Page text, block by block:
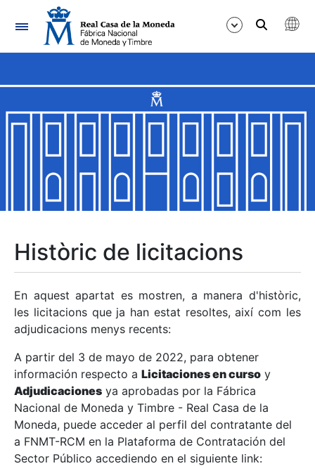
Navegació
Mostra/Amaga
Mostra/Amaga
Mostra/Amaga
Mostra/Amaga
Mostra/Amaga
Històric de licitacions
En aquest apartat es mostren, a manera d'històric,
les licitacions que ja han estat resoltes, així com les
adjudicacions menys recents:
A partir del 3 de mayo de 2022, para obtener
información respecto a Licitaciones en curso y
Adjudicaciones ya aprobadas por la Fábrica
Nacional de Moneda y Timbre - Real Casa de la
Moneda, puede acceder al perfil del contratante del
a FNMT-RCM en la Plataforma de Contratación del
Sector Público accediendo en el siguiente link: